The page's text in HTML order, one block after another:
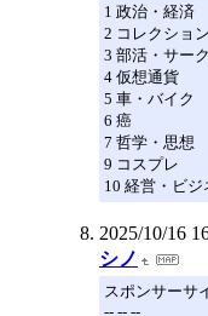
1 政治・経済
2 コレクション
3 部活・サー
4 仮想通貨
5 車・バイク
6 癌
7 哲学・思想
9 コスプレ
10 経営・ビジ
2025/10/16
シノ
スポンサーサ
--.--.--